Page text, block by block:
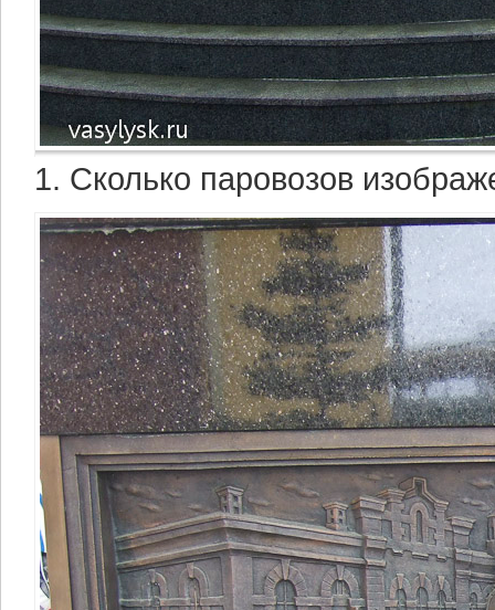
1. Сколько паровозов